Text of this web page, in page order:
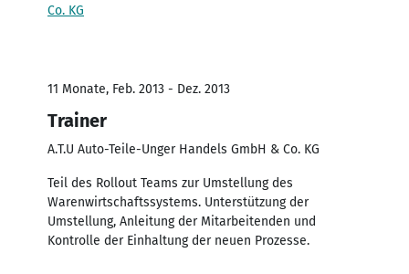
Co. KG
11 Monate, Feb. 2013 - Dez. 2013
Trainer
A.T.U Auto-Teile-Unger Handels GmbH & Co. KG
Teil des Rollout Teams zur Umstellung des
Warenwirtschaftssystems. Unterstützung der
Umstellung, Anleitung der Mitarbeitenden und
Kontrolle der Einhaltung der neuen Prozesse.